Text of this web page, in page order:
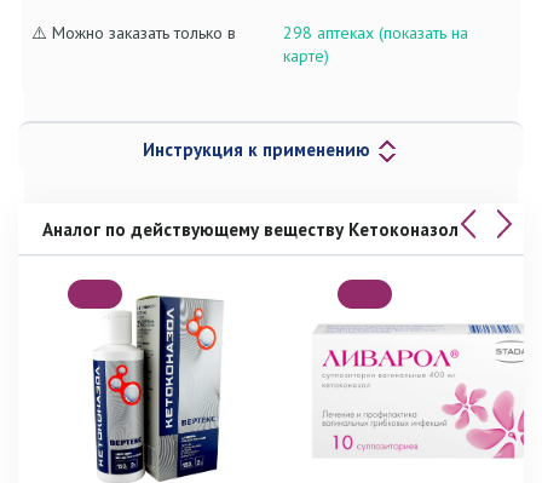
⚠️ Можно заказать только в
298 аптеках (показать на
карте)
Инструкция к применению
Аналог по действующему веществу Кетоконазол